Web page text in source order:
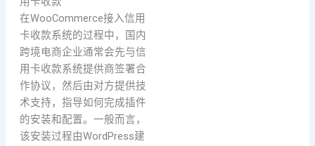
在WooCommerce接入信用
卡收款系统的过程中，国内
跨境电商企业通常会先与信
用卡收款系统提供商签署合
作协议，然后由对方提供技
术支持，指导如何完成插件
的安装和配置。一般而言，
该安装过程由WordPress建